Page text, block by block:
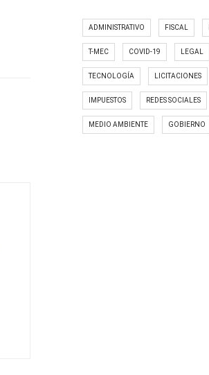
ADMINISTRATIVO FISCAL
T-MEC COVID-19 LEGAL
TECNOLOGÍA LICITACIONES
IMPUESTOS REDES SOCIALES
MEDIO AMBIENTE GOBIERNO